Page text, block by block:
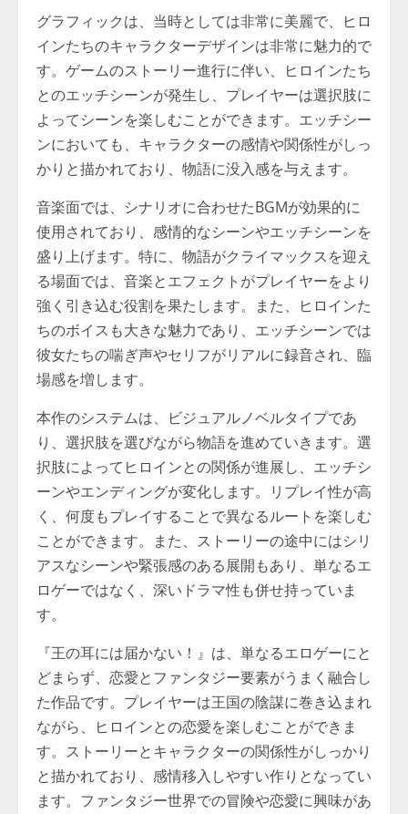
グラフィックは、当時としては非常に美麗で、ヒロ
インたちのキャラクターデザインは非常に魅力的で
す。ゲームのストーリー進行に伴い、ヒロインたち
とのエッチシーンが発生し、プレイヤーは選択肢に
よってシーンを楽しむことができます。エッチシー
ンにおいても、キャラクターの感情や関係性がしっ
かりと描かれており、物語に没入感を与えます。
音楽面では、シナリオに合わせたBGMが効果的に
使用されており、感情的なシーンやエッチシーンを
盛り上げます。特に、物語がクライマックスを迎え
る場面では、音楽とエフェクトがプレイヤーをより
強く引き込む役割を果たします。また、ヒロインた
ちのボイスも大きな魅力であり、エッチシーンでは
彼女たちの喘ぎ声やセリフがリアルに録音され、臨
場感を増します。
本作のシステムは、ビジュアルノベルタイプであ
り、選択肢を選びながら物語を進めていきます。選
択肢によってヒロインとの関係が進展し、エッチシ
ーンやエンディングが変化します。リプレイ性が高
く、何度もプレイすることで異なるルートを楽しむ
ことができます。また、ストーリーの途中にはシリ
アスなシーンや緊張感のある展開もあり、単なるエ
ロゲーではなく、深いドラマ性も併せ持っていま
す。
『王の耳には届かない！』は、単なるエロゲーにと
どまらず、恋愛とファンタジー要素がうまく融合し
た作品です。プレイヤーは王国の陰謀に巻き込まれ
ながら、ヒロインとの恋愛を楽しむことができま
す。ストーリーとキャラクターの関係性がしっかり
と描かれており、感情移入しやすい作りとなってい
ます。ファンタジー世界での冒険や恋愛に興味があ